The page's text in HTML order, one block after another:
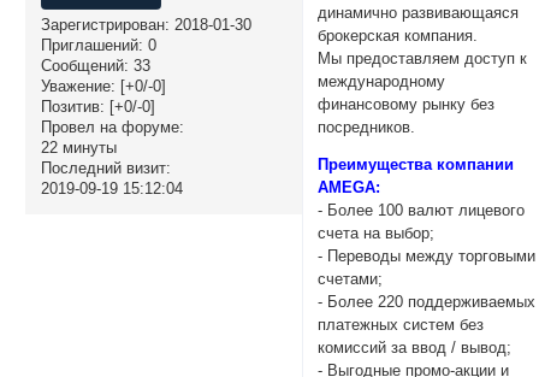
Зарегистрирован: 2018-01-30
Приглашений: 0
Сообщений: 33
Уважение: [+0/-0]
Позитив: [+0/-0]
Провел на форуме:
22 минуты
Последний визит:
2019-09-19 15:12:04
динамично развивающаяся
брокерская компания.
Мы предоставляем доступ к
международному
финансовому рынку без
посредников.
Преимущества компании
AMEGA:
- Более 100 валют лицевого
счета на выбор;
- Переводы между торговыми
счетами;
- Более 220 поддерживаемых
платежных систем без
комиссий за ввод / вывод;
- Выгодные промо-акции и